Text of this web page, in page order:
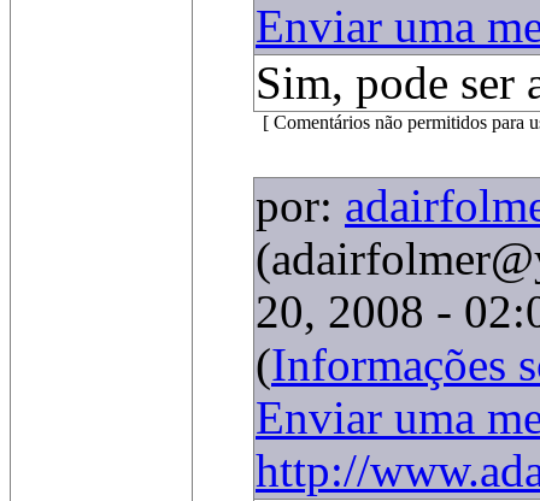
Enviar uma
Sim, pode ser
[ Comentários não permitidos para
por:
20, 2008 -
(Informações
Enviar uma
http://